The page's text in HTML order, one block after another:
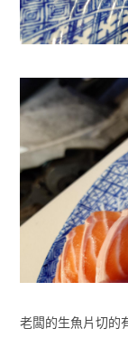
老闆的生魚片切的